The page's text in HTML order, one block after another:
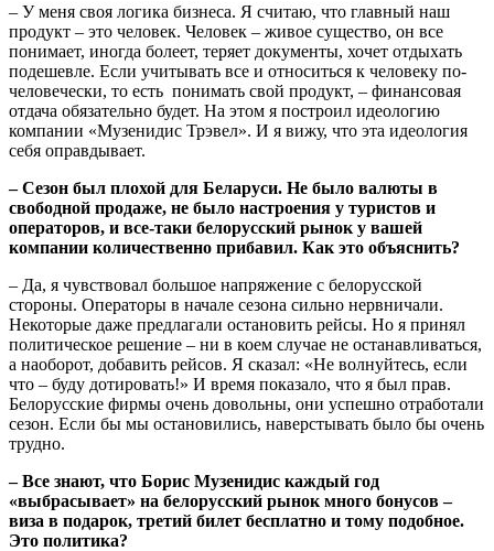
– У меня своя логика бизнеса. Я считаю, что главный наш
продукт – это человек. Человек – живое существо, он все
понимает, иногда болеет, теряет документы, хочет отдыхать
подешевле. Если учитывать все и относиться к человеку по-
человечески, то есть понимать свой продукт, – финансовая
отдача обязательно будет. На этом я построил идеологию
компании «Музенидис Трэвел». И я вижу, что эта идеология
себя оправдывает.
– Сезон был плохой для Беларуси. Не было валюты в
свободной продаже, не было настроения у туристов и
операторов, и все-таки белорусский рынок у вашей
компании количественно прибавил. Как это объяснить?
– Да, я чувствовал большое напряжение с белорусской
стороны. Операторы в начале сезона сильно нервничали.
Некоторые даже предлагали остановить рейсы. Но я принял
политическое решение – ни в коем случае не останавливаться,
а наоборот, добавить рейсов. Я сказал: «Не волнуйтесь, если
что – буду дотировать!» И время показало, что я был прав.
Белорусские фирмы очень довольны, они успешно отработали
сезон. Если бы мы остановились, наверстывать было бы очень
трудно.
– Все знают, что Борис Музенидис каждый год
«выбрасывает» на белорусский рынок много бонусов –
виза в подарок, третий билет бесплатно и тому подобное.
Это политика?